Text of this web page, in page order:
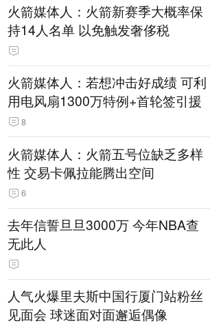
火箭媒体人：火箭新赛季大概率保
持14人名单 以免触发奢侈税
火箭媒体人：若想冲击好成绩 可利
用电风扇1300万特例+首轮签引援
8
火箭媒体人：火箭五号位缺乏多样
性 交易卡佩拉能腾出空间
6
去年信誓旦旦3000万 今年NBA查
无此人
人气火爆里夫斯中国行厦门站粉丝
见面会 球迷面对面邂逅偶像